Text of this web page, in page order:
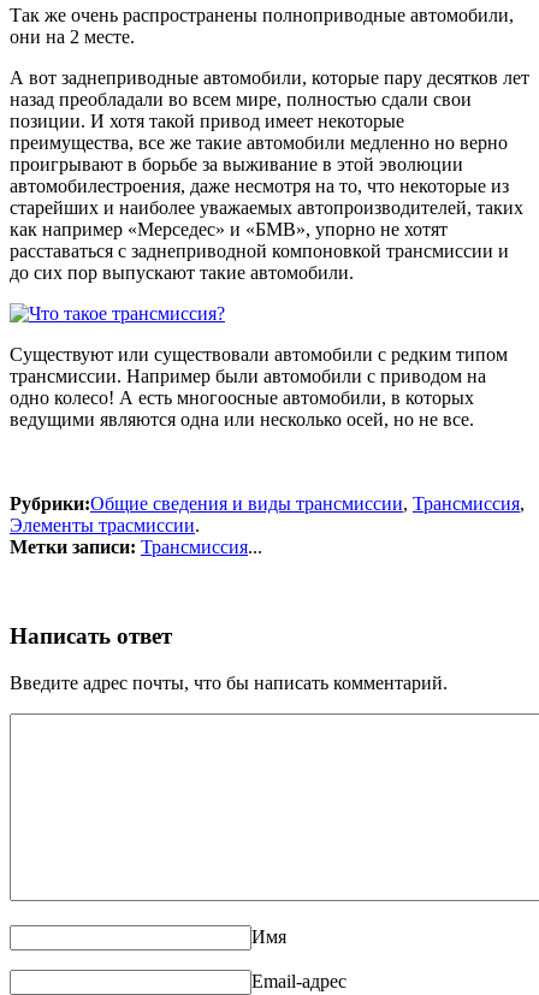
Так же очень распространены полноприводные автомобили,
они на 2 месте.
А вот заднеприводные автомобили, которые пару десятков лет
назад преобладали во всем мире, полностью сдали свои
позиции. И хотя такой привод имеет некоторые
преимущества, все же такие автомобили медленно но верно
проигрывают в борьбе за выживание в этой эволюции
автомобилестроения, даже несмотря на то, что некоторые из
старейших и наиболее уважаемых автопроизводителей, таких
как например «Мерседес» и «БМВ», упорно не хотят
расставаться с заднеприводной компоновкой трансмиссии и
до сих пор выпускают такие автомобили.
Существуют или существовали автомобили с редким типом
трансмиссии. Например были автомобили с приводом на
одно колесо! А есть многоосные автомобили, в которых
ведущими являются одна или несколько осей, но не все.
Рубрики:Общие сведения и виды трансмиссии, Трансмиссия,
Элементы трасмиссии.
Метки записи: Трансмиссия...
Написать ответ
Введите адрес почты, что бы написать комментарий.
Имя
Email-адрес